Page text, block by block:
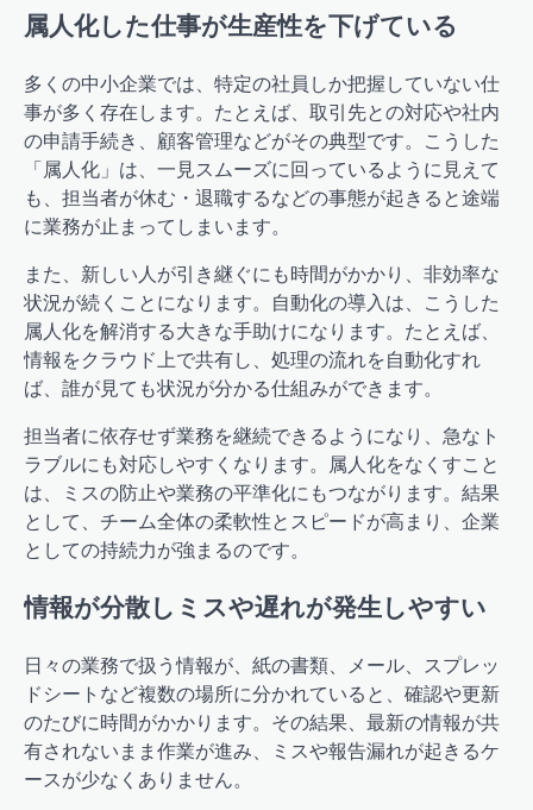
属人化した仕事が生産性を下げている
多くの中小企業では、特定の社員しか把握していない仕
事が多く存在します。たとえば、取引先との対応や社内
の申請手続き、顧客管理などがその典型です。こうした
「属人化」は、一見スムーズに回っているように見えて
も、担当者が休む・退職するなどの事態が起きると途端
に業務が止まってしまいます。
また、新しい人が引き継ぐにも時間がかかり、非効率な
状況が続くことになります。自動化の導入は、こうした
属人化を解消する大きな手助けになります。たとえば、
情報をクラウド上で共有し、処理の流れを自動化すれ
ば、誰が見ても状況が分かる仕組みができます。
担当者に依存せず業務を継続できるようになり、急なト
ラブルにも対応しやすくなります。属人化をなくすこと
は、ミスの防止や業務の平準化にもつながります。結果
として、チーム全体の柔軟性とスピードが高まり、企業
としての持続力が強まるのです。
情報が分散しミスや遅れが発生しやすい
日々の業務で扱う情報が、紙の書類、メール、スプレッ
ドシートなど複数の場所に分かれていると、確認や更新
のたびに時間がかかります。その結果、最新の情報が共
有されないまま作業が進み、ミスや報告漏れが起きるケ
ースが少なくありません。